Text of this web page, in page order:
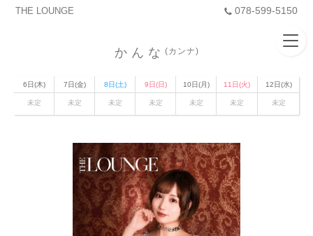
THE LOUNGE 078-599-5150
かんな (カンナ)
6日(木) 7日(金) 8日(土) 9日(日) 10日(月) 11日(火) 12日(水)
未定 未定 未定 未定 未定 未定 未定